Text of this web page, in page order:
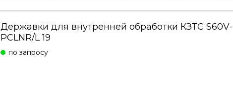
Державки для внутренней обработки КЗТС S60V-
PCLNR/L 19
по запросу